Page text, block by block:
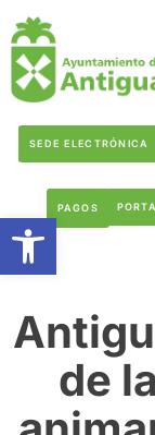
SEDE ELECTRÓNICA
PAGOS
de
Abrir barra de